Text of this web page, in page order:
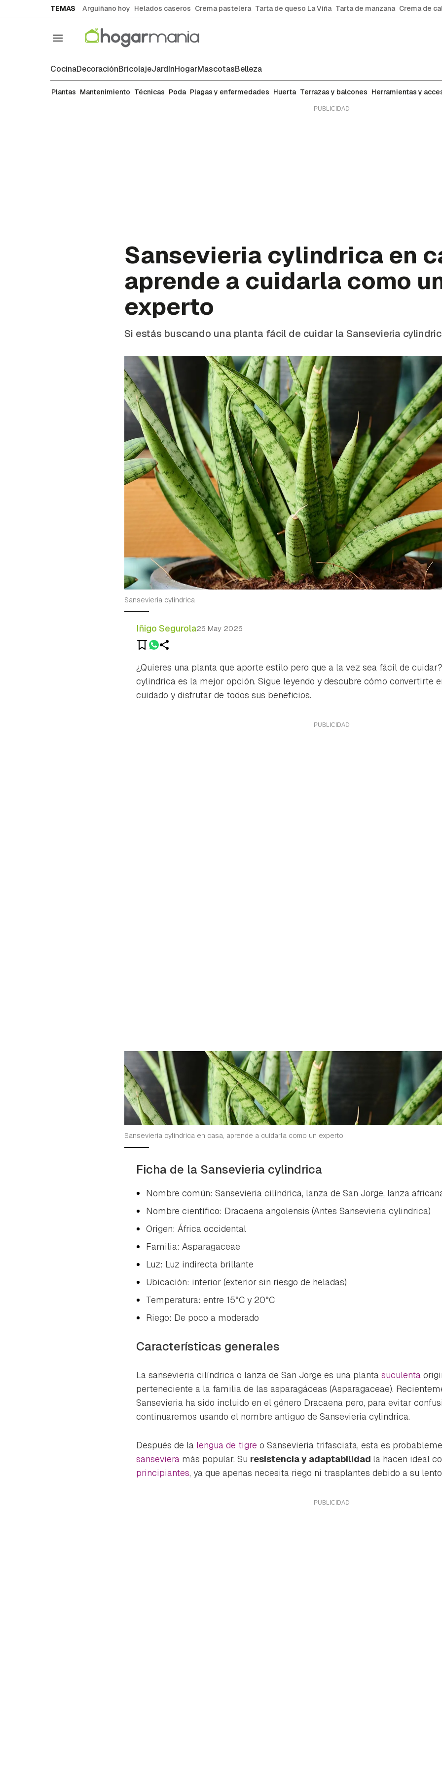
TEMAS Arguiñano hoy Helados caseros Crema pastelera Tarta de queso La Viña Tarta de manzana Crema de
Navegación
CocinaDecoraciónBricolajeJardínHogarMascotasBelleza
Plantas
Plantas Mantenimiento Técnicas Poda Plagas y enfermedades Huerta Terrazas y balcones Herramientas y
Sansevieria cylindrica en
aprende a cuidarla como
experto
Si estás buscando una planta fácil de cuidar la Sansevieria
Sansevieria cylindrica
Iñigo Segurola26 May 2026
Guardar como favorito
Para poder guardar como favorito, primero has de iniciar sesión con
cuenta de Hogarmanía.
INICIAR SESIÓN
¿Quieres una planta que aporte estilo pero que a la vez sea fácil de
cylindrica es la mejor opción. Sigue leyendo y descubre cómo convertirte
cuidado y disfrutar de todos sus beneficios.
Sansevieria cylindrica en casa, aprende a cuidarla como un experto
Ficha de la Sansevieria cylindrica
Nombre común: Sansevieria cilíndrica, lanza de San Jorge, lanza
Nombre científico: Dracaena angolensis (Antes Sansevieria cylindrica)
Origen: África occidental
Familia: Asparagaceae
Luz: Luz indirecta brillante
Ubicación: interior (exterior sin riesgo de heladas)
Temperatura: entre 15°C y 20°C
Riego: De poco a moderado
Características generales
La sansevieria cilíndrica o lanza de San Jorge es una planta suculenta
perteneciente a la familia de las asparagáceas (Asparagaceae).
Sansevieria ha sido incluido en el género Dracaena pero, para evitar
continuaremos usando el nombre antiguo de Sansevieria cylindrica.
Después de la lengua de tigre o Sansevieria trifasciata, esta es
sanseviera más popular. Su resistencia y adaptabilidad la hacen ideal
principiantes, ya que apenas necesita riego ni trasplantes debido a su
Contenido enviado
Gracias por suscribirte a nuestro boletín.